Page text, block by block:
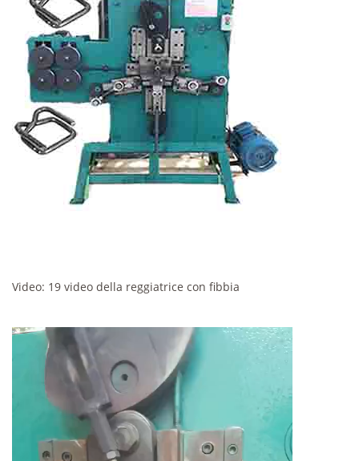
Video: 19 video della reggiatrice con fibbia